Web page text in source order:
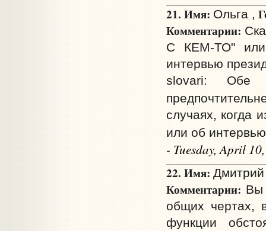
21. Имя: Ольга ,
Комментарии:
С КЕМ-ТО" или
интервью
slovari: Обе
случаях, когда
или об
- Tuesday, April
22. Имя: Дмитрий
Комментарии: Вы
общих чертах,
функции